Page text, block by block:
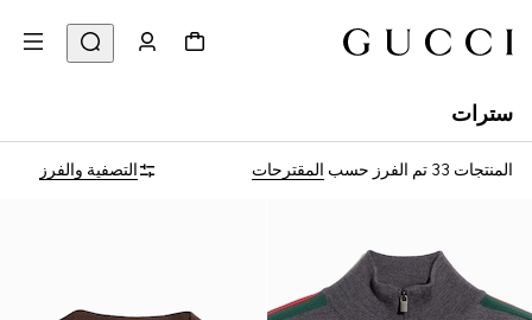
سترات
المنتجات 33 تم الفرز حسب المقترحات التصفية والفرز